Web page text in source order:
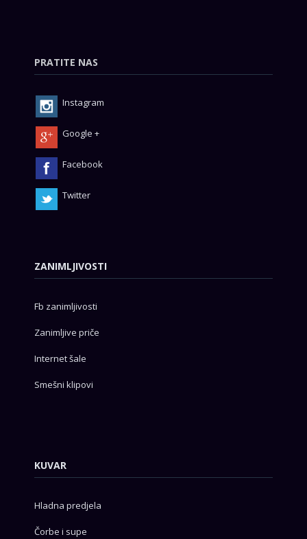
PRATITE NAS
Instagram
Google +
Facebook
Twitter
ZANIMLJIVOSTI
Fb zanimljivosti
Zanimljive priče
Internet šale
Smešni klipovi
KUVAR
Hladna predjela
Čorbe i supe